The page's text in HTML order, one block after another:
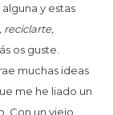
y estas
reciclarte,
os guste.
muchas ideas
me he liado un
Con un viejo